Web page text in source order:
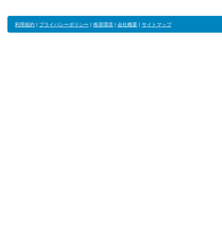
利用規約 | プライバシーポリシー | 推奨環境 | 会社概要 | サイトマップ